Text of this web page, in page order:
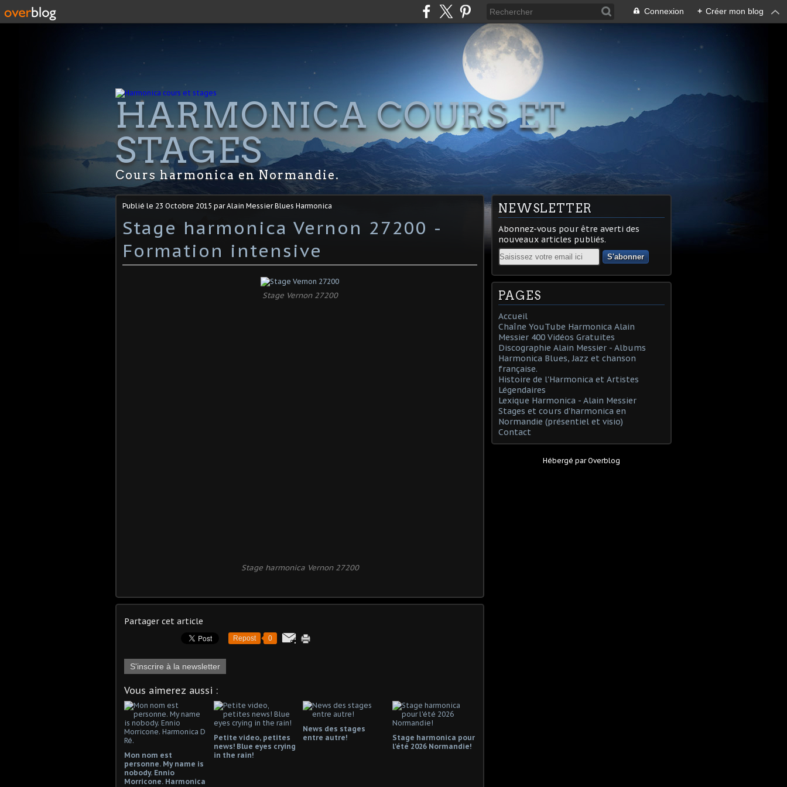
Connexion + Créer mon blog
HARMONICA COURS ET
STAGES
Cours harmonica en Normandie.
Publié le 23 Octobre 2015 par Alain Messier Blues Harmonica
Stage harmonica Vernon 27200 -
Formation intensive
Stage Vernon 27200
Stage harmonica Vernon 27200
Partager cet article
Repost 0
S'inscrire à la newsletter
Vous aimerez aussi :
Mon nom est
personne. My name is
nobody. Ennio
Morricone. Harmonica
Petite video, petites
news! Blue eyes crying
in the rain!
News des stages
entre autre!
Stage harmonica pour
l'été 2026 Normandie!
NEWSLETTER
Abonnez-vous pour être averti des
nouveaux articles publiés.
Email
PAGES
Accueil
Chaîne YouTube Harmonica Alain
Messier 400 Vidéos Gratuites
Discographie Alain Messier - Albums
Harmonica Blues, Jazz et chanson
française.
Histoire de l'Harmonica et Artistes
Légendaires
Lexique Harmonica - Alain Messier
Stages et cours d’harmonica en
Normandie (présentiel et visio)
Contact
Hébergé parOverblog